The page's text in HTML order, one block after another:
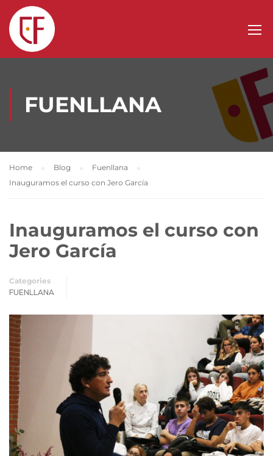
FUENLLANA
Home Blog
Fuenllana
Inauguramos el curso con Jero García
Inauguramos el curso con
Jero García
Categories
FUENLLANA